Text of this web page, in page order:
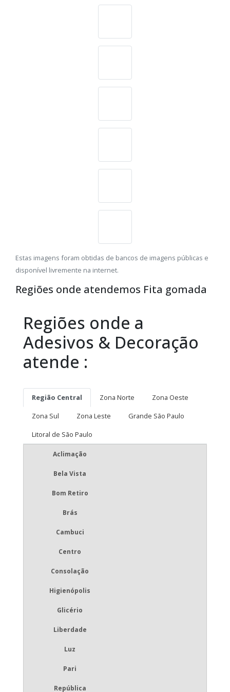
Estas imagens foram obtidas de bancos de imagens públicas e
disponível livremente na internet.
Regiões onde atendemos Fita gomada
Regiões onde a
Adesivos & Decoração
atende :
Região Central Zona Norte
Zona Oeste
Zona Sul
Zona Leste
Grande São Paulo
Litoral de São Paulo
Aclimação
Bela Vista
Bom Retiro
Brás
Cambuci
Centro
Consolação
Higienópolis
Glicério
Liberdade
Luz
Pari
República